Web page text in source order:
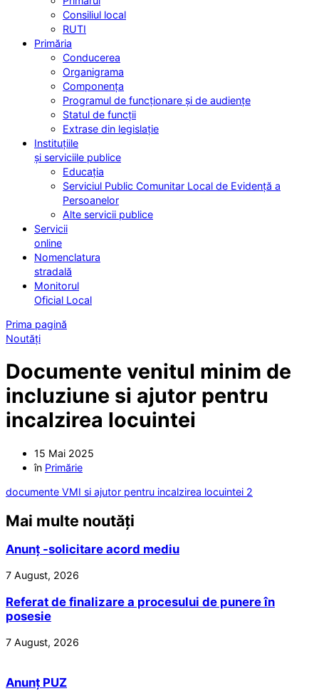
Consiliul local
RUTI
Primăria
Conducerea
Organigrama
Componența
Programul de funcționare și de audiențe
Statul de funcții
Extrase din legislație
Instituțiile
și serviciile publice
Educația
Serviciul Public Comunitar Local de Evidență a
Persoanelor
Alte servicii publice
Servicii
online
Nomenclatura
stradală
Monitorul
Oficial Local
Prima pagină
Noutăți
Documente venitul minim de
incluziune si ajutor pentru
incalzirea locuintei
15 Mai 2025
în Primărie
documente VMI si ajutor pentru incalzirea locuintei 2
Mai multe noutăți
Anunț -solicitare acord mediu
7 August, 2026
Referat de finalizare a procesului de punere în
posesie
7 August, 2026
Anunț PUZ